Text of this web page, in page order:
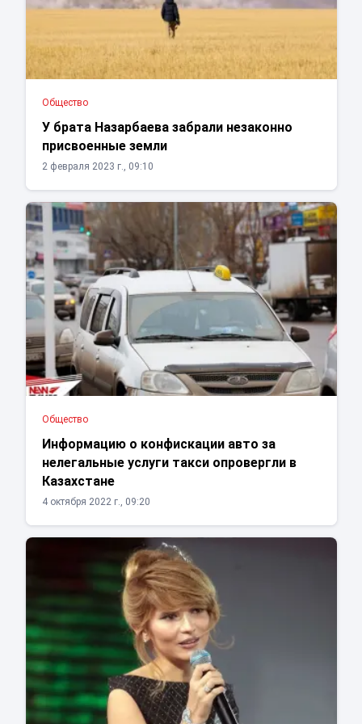
Общество
У брата Назарбаева забрали незаконно
присвоенные земли
2 февраля 2023 г., 09:10
Общество
Информацию о конфискации авто за
нелегальные услуги такси опровергли в
Казахстане
4 октября 2022 г., 09:20